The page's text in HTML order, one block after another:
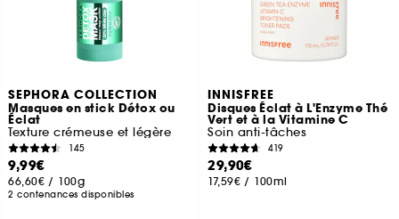
SEPHORA COLLECTION
Masques en stick Détox ou
Éclat
Texture crémeuse et légère
145
9,99€
66,60€ / 100g
2 contenances disponibles
INNISFREE
Disques Éclat à L'Enzyme Thé
Vert et à la Vitamine C
Soin anti-tâches
419
29,90€
17,59€ / 100ml